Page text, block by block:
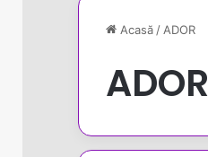
Acasă / ADOR
ADOR